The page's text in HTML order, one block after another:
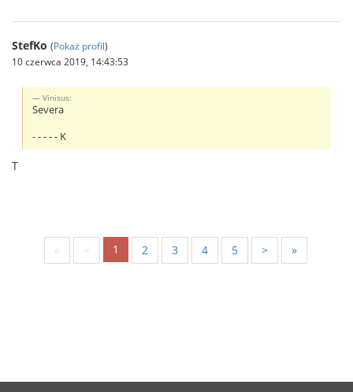
StefKo (Pokaż profil)
10 czerwca 2019, 14:43:53
Vinisus:
Severa
- - - - - K
T
« < 1 2 3 4 5 > »